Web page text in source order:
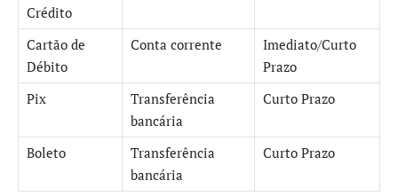
Crédito
Cartão de
Débito
Conta corrente
Imediato/Curto
Prazo
Pix
Transferência
bancária
Curto Prazo
Boleto
Transferência
bancária
Curto Prazo